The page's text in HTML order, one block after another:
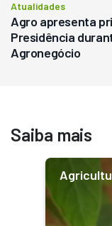
Atualidades
Agro apresenta
Presidência
Agronegócio
Saiba mais